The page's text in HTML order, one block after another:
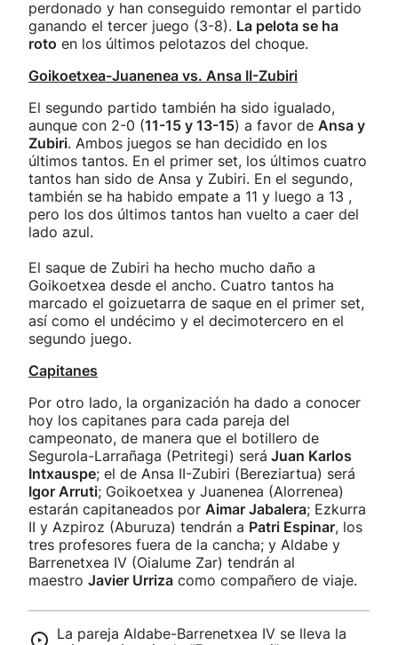
perdonado y han conseguido remontar el partido
ganando el tercer juego (3-8). La pelota se ha
roto en los últimos pelotazos del choque.
Goikoetxea-Juanenea vs. Ansa II-Zubiri
El segundo partido también ha sido igualado,
aunque con 2-0 (11-15 y 13-15) a favor de Ansa y
Zubiri. Ambos juegos se han decidido en los
últimos tantos. En el primer set, los últimos cuatro
tantos han sido de Ansa y Zubiri. En el segundo,
también se ha habido empate a 11 y luego a 13 ,
pero los dos últimos tantos han vuelto a caer del
lado azul.
El saque de Zubiri ha hecho mucho daño a
Goikoetxea desde el ancho. Cuatro tantos ha
marcado el goizuetarra de saque en el primer set,
así como el undécimo y el decimotercero en el
segundo juego.
Capitanes
Por otro lado, la organización ha dado a conocer
hoy los capitanes para cada pareja del
campeonato, de manera que el botillero de
Segurola-Larrañaga (Petritegi) será Juan Karlos
Intxauspe; el de Ansa II-Zubiri (Bereziartua) será
Igor Arruti; Goikoetxea y Juanenea (Alorrenea)
estarán capitaneados por Aimar Jabalera; Ezkurra
II y Azpiroz (Aburuza) tendrán a Patri Espinar, los
tres profesores fuera de la cancha; y Aldabe y
Barrenetxea IV (Oialume Zar) tendrán al
maestro Javier Urriza como compañero de viaje.
La pareja Aldabe-Barrenetxea IV se lleva la